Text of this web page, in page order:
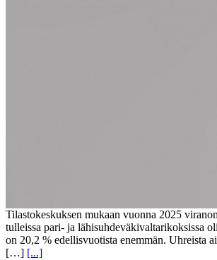
Tilastokeskuksen mukaan vuonna 2025
tulleissa pari- ja lähisuhdeväkivaltarikoksissa
on 20,2 % edellisvuotista enemmän. Uhreista
[…] [...]